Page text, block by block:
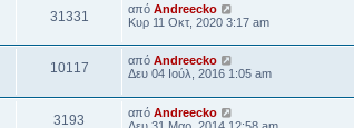
31331 από Andreecko
Κυρ 11 Οκτ, 2020 3:17 am
10117 από Andreecko
Δευ 04 Ιούλ, 2016 1:05 am
3193 από Andreecko